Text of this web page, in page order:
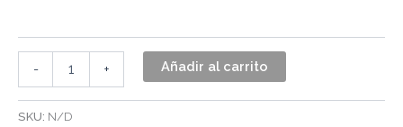
- + Añadir al carrito
SKU: N/D